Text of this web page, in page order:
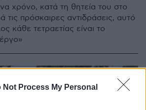
Not Process My Personal
χρόνο, κατά τη θητεία του στο
τις πρόσκαιρες αντιδράσεις, αυτό
κάθε τετραετίας είναι το